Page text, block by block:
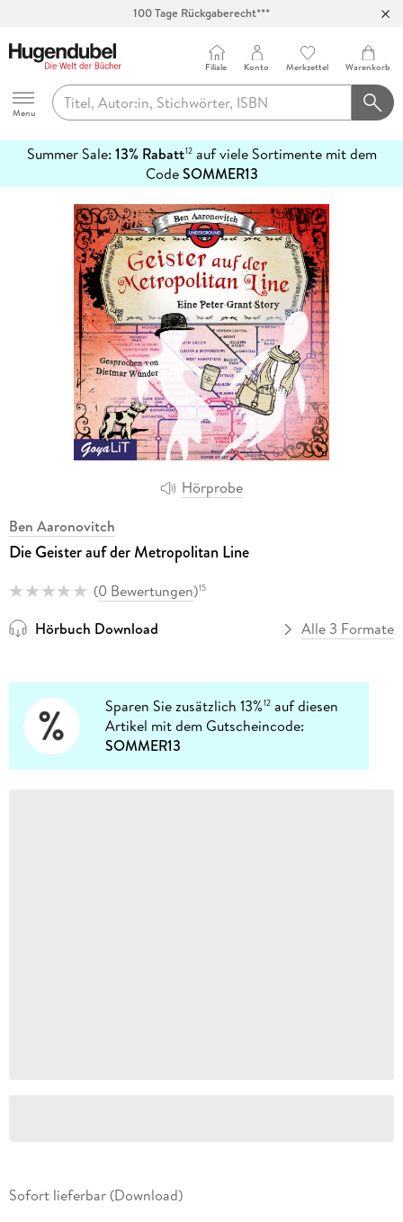
Abholung in über 100 Filialen
Hugendubel
Menu
Filiale Konto Merkzettel Warenkorb
Summer Sale: 13% Rabatt12auf viele Sortimente mit dem
CodeSOMMER13
erfahren
Hörprobe
Ben Aaronovitch
Die Geister auf der Metropolitan Line
(0 Bewertungen)15
Hörbuch Download Alle 3 Formate
Sparen Sie zusätzlich 13%12 auf diesen
Artikel mit dem Gutscheincode:
SOMMER13
Sofort lieferbar (Download)